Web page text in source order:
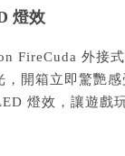
燈效
FireCuda 外接
，開箱立即驚艷
燈效，讓遊戲